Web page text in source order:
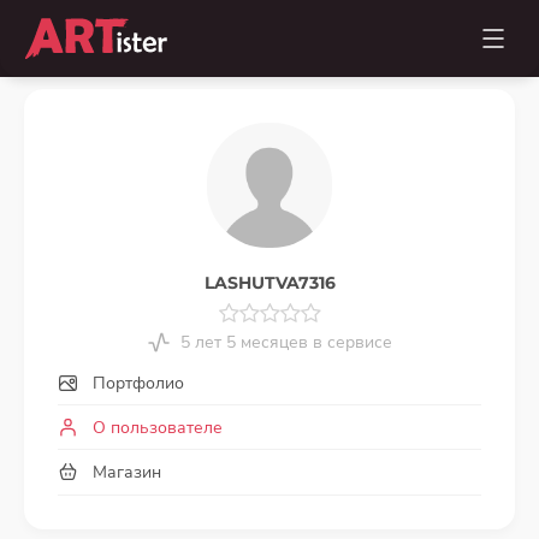
LASHUTVA7316
5 лет 5 месяцев в сервисе
Портфолио
О пользователе
Магазин